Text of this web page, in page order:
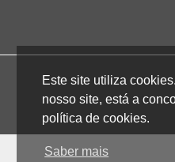
Este site utiliza
nosso site, está a
política de cookies.
Saber mais